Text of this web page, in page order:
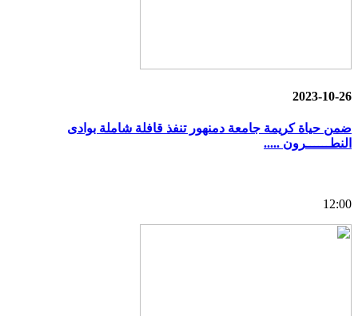
2023-10-26
ضمن حياة كريمة جامعة دمنهور تنفذ قافلة شاملة بوادى
النطــــــرون .....
12:00